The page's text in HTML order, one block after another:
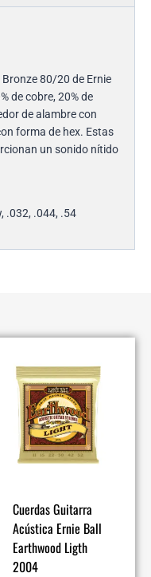
80/20 de Ernie
de cobre, 20% de
de alambre con
forma de hex. Estas
un sonido nítido
.032, .044, .54
Cuerdas Guitarra
Acústica Ernie Ball
Earthwood Ligth
2004